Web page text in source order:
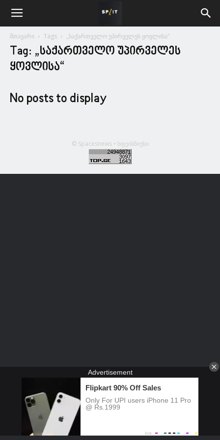
მთავარი Tags „საქართველო უპირველეს ყოვლისა“
Tag: „საქართველო უპირველეს
ყოვლისა“
No posts to display
© Spacesnews • სფეისნიუსი